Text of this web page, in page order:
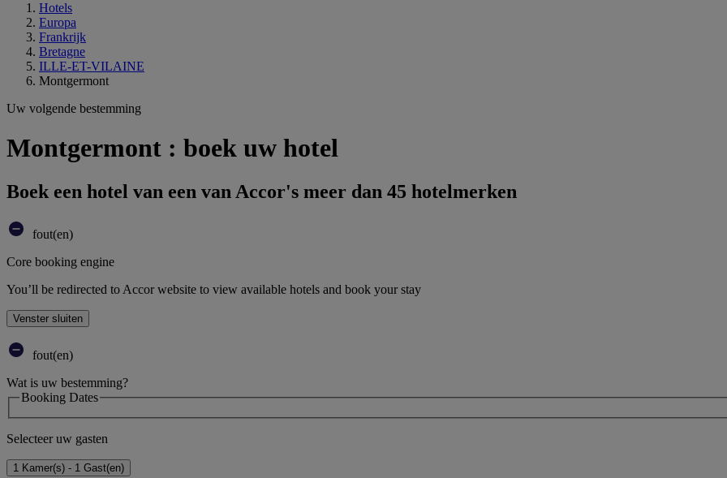
Hotels
Europa
Frankrijk
Bretagne
ILLE-ET-VILAINE
Montgermont
Uw volgende bestemming
Montgermont : boek uw hotel
Boek een hotel van een van Accor's meer dan 45 hotelmerken
fout(en)
Core booking engine
You’ll be redirected to Accor website to view available hotels and book your stay
Venster sluiten
fout(en)
Wat is uw bestemming?
Booking Dates
Selecteer uw gasten
1 Kamer(s) - 1 Gast(en)